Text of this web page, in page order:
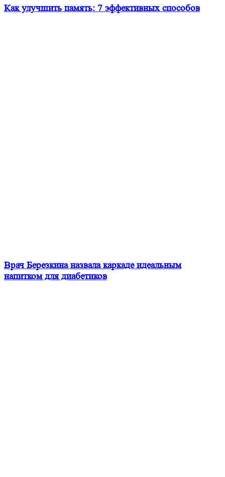
Как улучшить память: 7 эффективных способов
Врач Березкина назвала каркаде идеальным
напитком для диабетиков